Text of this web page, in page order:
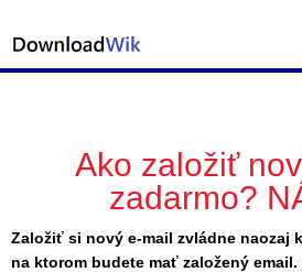
Ako založiť
zadarmo?
Založiť si nový e-mail zvládne naozaj
na ktorom budete mať založený email.